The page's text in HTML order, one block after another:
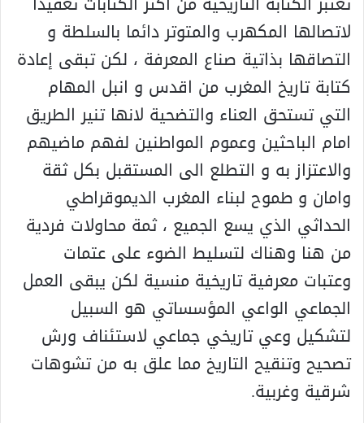
لاتصالها المكهرب والمتوتر دائما بالسلطة و
التصاقها بذاتية صناع المعرفة ، لكن تبقى إعادة
كتابة تاريخ المغرب من اقدس و انبل المهام
التي تستحق العناء والتضحية لانها تنير الطريق
امام الباحثين وعموم المواطنين لفهم ماضيهم
والاعتزاز به و التطلع الى المستقبل بكل ثقة
وامان و طموح لبناء المغرب الديموقراطي
الحداثي الذي يسع الجميع ، ثمة محاولات فردية
من هنا وهناك لتسليط الضوء على عتمات
وعتبات معرفية تاريخية منسية لكن يبقى العمل
الجماعي الواعي المؤسساتي هو السبيل
لتشكيل وعي تاريخي جماعي لاستئناف ورش
تصحيح وتنقيح التاريخ مما علق به من تشوهات
شرقية وغربية.